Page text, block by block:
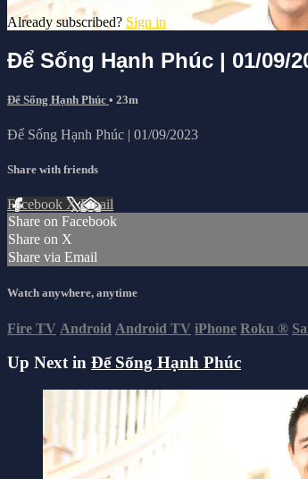
Already subscribed? Sign in
Để Sống Hạnh Phúc | 01/09/
Để Sống Hạnh Phúc • 23m
Để Sống Hạnh Phúc | 01/09/2023
Share with friends
Facebook XEmail
Share on Facebook
Share on X
Share via Email
Watch anywhere, anytime
Fire TV Android Android TV iPhone Roku ®
Up Next in Để Sống Hạnh Phúc